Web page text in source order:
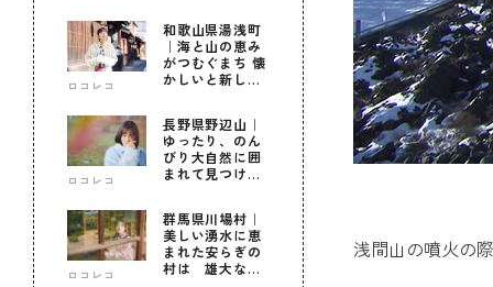
ロコレコ
和歌山県湯浅町
｜海と山の恵み
がつむぐまち 懐
かしいと新しい
ロコレコ
長野県野辺山｜
ゆったり、のん
びり大自然に囲
まれて見つけ
ロコレコ
群馬県川場村｜
美しい湧水に恵
まれた安らぎの
村は 雄大な自
浅間山の噴火の